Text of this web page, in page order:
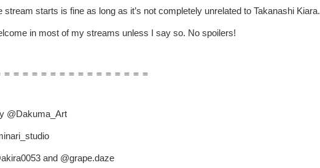
stream starts is fine as long as it’s not completely unrelated to Takanashi Kiara.
in most of my streams unless I say so. No spoilers!
＝＝＝＝＝＝＝＝＝＝＝＝＝＝＝
@Dakuma_Art
and @grape.daze